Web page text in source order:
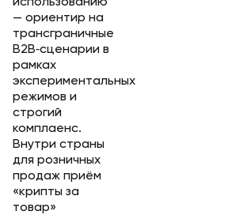
— ориентир на
трансграничные
B2B‑сценарии в
рамках
экспериментальных
режимов и
строгий
комплаенс.
Внутри страны
для розничных
продаж приём
«крипты за
товар»